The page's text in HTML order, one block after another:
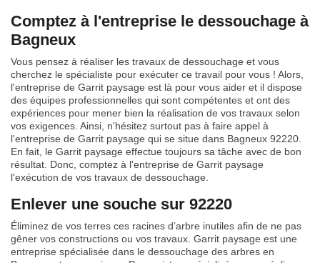
Comptez à l'entreprise le dessouchage à
Bagneux
Vous pensez à réaliser les travaux de dessouchage et vous
cherchez le spécialiste pour exécuter ce travail pour vous ! Alors,
l'entreprise de Garrit paysage est là pour vous aider et il dispose
des équipes professionnelles qui sont compétentes et ont des
expériences pour mener bien la réalisation de vos travaux selon
vos exigences. Ainsi, n'hésitez surtout pas à faire appel à
l'entreprise de Garrit paysage qui se situe dans Bagneux 92220.
En fait, le Garrit paysage effectue toujours sa tâche avec de bon
résultat. Donc, comptez à l'entreprise de Garrit paysage
l'exécution de vos travaux de dessouchage.
Enlever une souche sur 92220
Éliminez de vos terres ces racines d’arbre inutiles afin de ne pas
gêner vos constructions ou vos travaux. Garrit paysage est une
entreprise spécialisée dans le dessouchage des arbres en